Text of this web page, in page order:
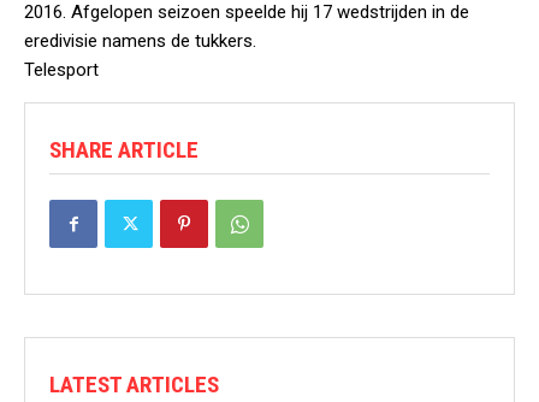
2016. Afgelopen seizoen speelde hij 17 wedstrijden in de
eredivisie namens de tukkers.
Telesport
SHARE ARTICLE
LATEST ARTICLES